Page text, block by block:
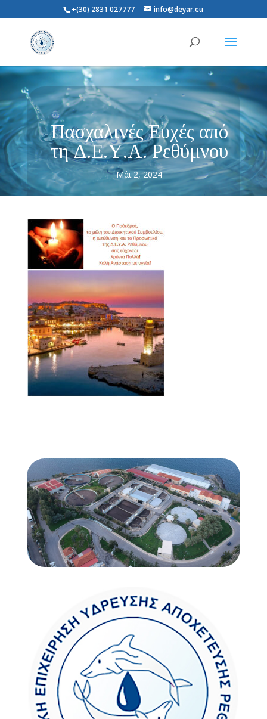
+(30) 2831 027777 info@deyar.eu
Πασχαλινές Ευχές από
τη Δ.Ε.Υ.Α. Ρεθύμνου
Μάι 2, 2024